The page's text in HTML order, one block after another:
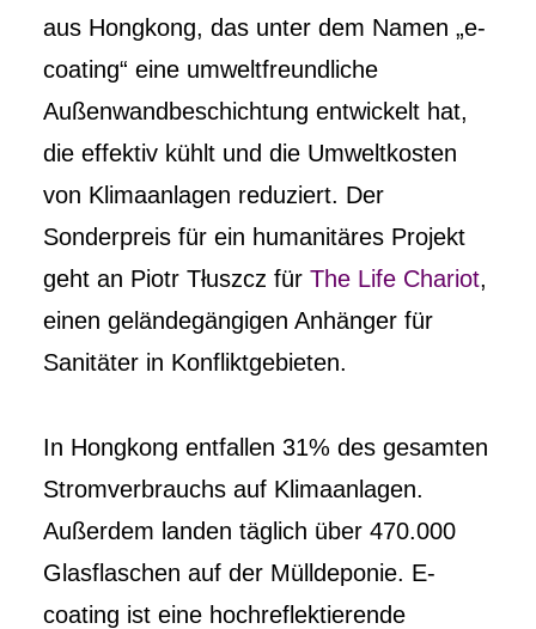
aus Hongkong, das unter dem Namen „e-
coating“ eine umweltfreundliche
Außenwandbeschichtung entwickelt hat,
die effektiv kühlt und die Umweltkosten
von Klimaanlagen reduziert. Der
Sonderpreis für ein humanitäres Projekt
geht an Piotr Tłuszcz für The Life Chariot,
einen geländegängigen Anhänger für
Sanitäter in Konfliktgebieten.
In Hongkong entfallen 31% des gesamten
Stromverbrauchs auf Klimaanlagen.
Außerdem landen täglich über 470.000
Glasflaschen auf der Mülldeponie. E-
coating ist eine hochreflektierende